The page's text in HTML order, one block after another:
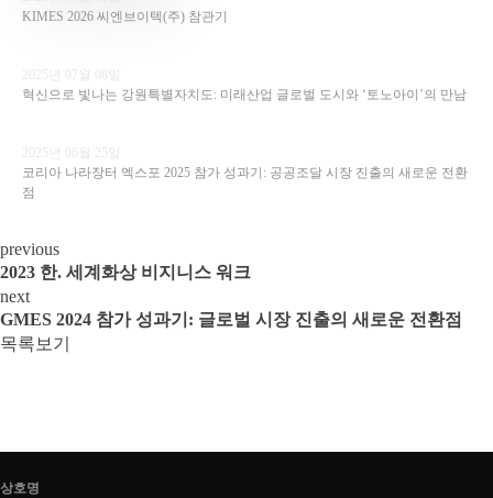
KIMES 2026 씨엔브이텍(주) 참관기
2025년 07월 08일
혁신으로 빛나는 강원특별자치도: 미래산업 글로벌 도시와 ‘토노아이’의 만남
2025년 06월 25일
코리아 나라장터 엑스포 2025 참가 성과기: 공공조달 시장 진출의 새로운 전환
점
previous
2023 한. 세계화상 비지니스 워크
next
GMES 2024 참가 성과기: 글로벌 시장 진출의 새로운 전환점
목록보기
상호명